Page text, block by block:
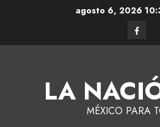
agosto 6, 2026
LA
MÉXICO PARA